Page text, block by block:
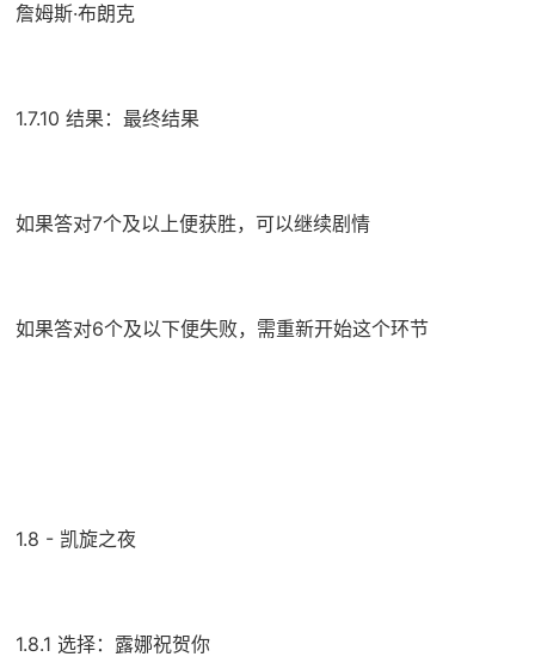
詹姆斯·布朗克
1.7.10 结果：最终结果
如果答对7个及以上便获胜，可以继续剧情
如果答对6个及以下便失败，需重新开始这个环节
1.8 - 凯旋之夜
1.8.1 选择：露娜祝贺你